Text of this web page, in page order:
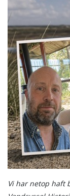
Vi har netop haft